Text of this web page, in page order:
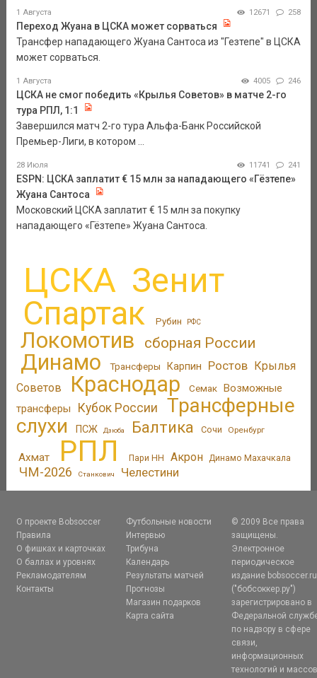
1 Августа 12671 258
Переход Жуана в ЦСКА может сорваться
Трансфер нападающего Жуана Сантоса из "Гезтепе" в ЦСКА
может сорваться.
1 Августа 4005 246
ЦСКА не смог победить «Крылья Советов» в матче 2-го
тура РПЛ, 1:1
Завершился матч 2-го тура Альфа-Банк Российской
Премьер-Лиги, в котором ...
28 Июля 11741 241
ESPN: ЦСКА заплатит € 15 млн за нападающего «Гёзтепе»
Жуана Сантоса
Московский ЦСКА заплатит € 15 млн за покупку
нападающего «Гёзтепе» Жуана Сантоса.
ЦСКА Зенит
Спартак Рубин РФС
Локомотив сборная России
Динамо Трансферы Карпин Ростов Крылья
Советов
Краснодар Семак Возможные
трансферы
Кубок России
Трансферные
слухи
ПСЖ Дзюба Балтика Сочи Оренбург
Ахмат РПЛ Пари НН Акрон Динамо Махачкала
ЧМ-2026 Станкович Челестини
О проекте Bobsoccer
Правила
О фишках и карточках
О баллах и уровнях
Рекламодателям
Контакты
Футбольные новости
Интервью
Трибуна
Календарь
Результаты матчей
Прогнозы
Магазин подарков
Карта сайта
© 2009 Все права
защищены.
Электронное
периодическое
издание bobsoccer.ru
("бобсоккер.ру")
зарегистрировано в
Федеральной
по надзору в сфере
связи,
информационных
технологий и